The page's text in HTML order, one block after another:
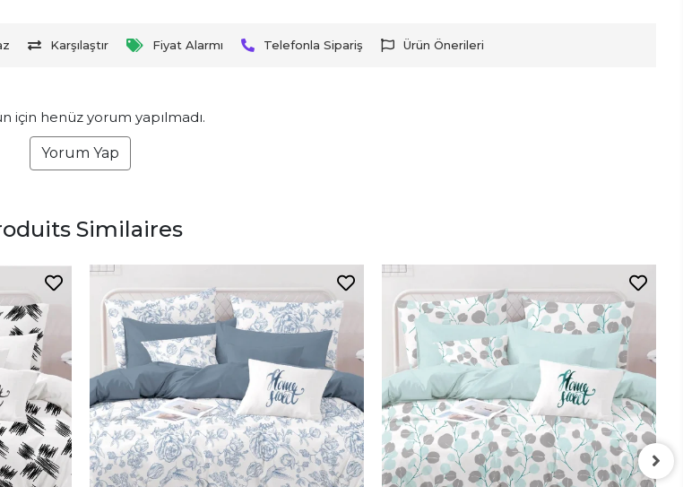
Karşılaştır Fiyat Alarmı Telefonla Sipariş Ürün Önerileri
için henüz yorum yapılmadı.
Yorum Yap
Similaires